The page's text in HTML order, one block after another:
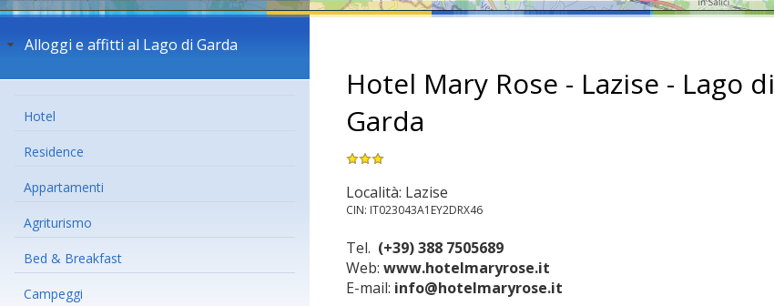
Alloggi e affitti al Lago di Garda
Hotel
Residence
Appartamenti
Agriturismo
Bed & Breakfast
Campeggi
Hotel Mary Rose - Lazise - Lago di
Garda
Località: Lazise
CIN: IT023043A1EY2DRX46
Tel. (+39) 388 7505689
Web: www.hotelmaryrose.it
E-mail: info@hotelmaryrose.it